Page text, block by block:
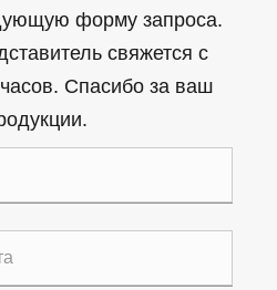
форму запроса.
свяжется с
Спасибо за ваш